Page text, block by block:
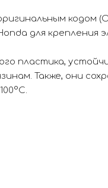
кодом
для крепления
пластика,
Также, они